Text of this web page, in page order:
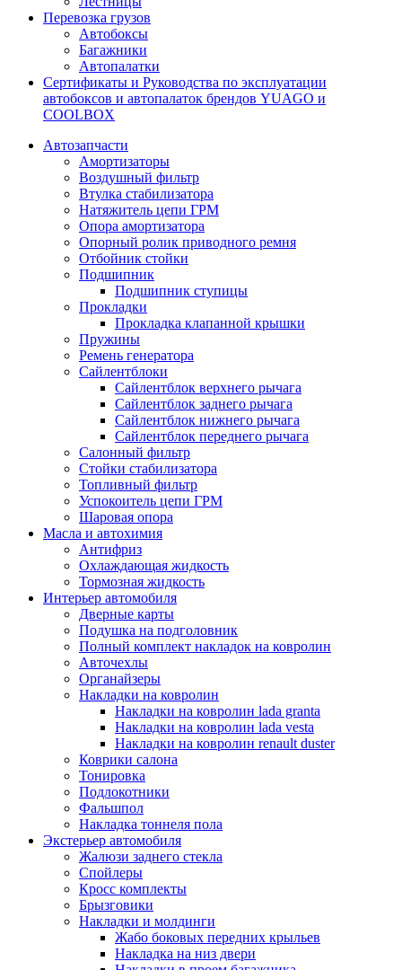
Перевозка грузов
Автобоксы
Багажники
Автопалатки
Сертификаты и Руководства по эксплуатации
автобоксов и автопалаток брендов YUAGO и
COOLBOX
Автозапчасти
Амортизаторы
Воздушный фильтр
Втулка стабилизатора
Натяжитель цепи ГРМ
Опора амортизатора
Опорный ролик приводного ремня
Отбойник стойки
Подшипник
Подшипник ступицы
Прокладки
Прокладка клапанной крышки
Пружины
Ремень генератора
Сайлентблоки
Сайлентблок верхнего рычага
Сайлентблок заднего рычага
Сайлентблок нижнего рычага
Сайлентблок переднего рычага
Салонный фильтр
Стойки стабилизатора
Топливный фильтр
Успокоитель цепи ГРМ
Шаровая опора
Масла и автохимия
Антифриз
Охлаждающая жидкость
Тормозная жидкость
Интерьер автомобиля
Дверные карты
Подушка на подголовник
Полный комплект накладок на ковролин
Авточехлы
Органайзеры
Накладки на ковролин
Накладки на ковролин lada granta
Накладки на ковролин lada vesta
Накладки на ковролин renault duster
Коврики салона
Тонировка
Подлокотники
Фальшпол
Накладка тоннеля пола
Экстерьер автомобиля
Жалюзи заднего стекла
Спойлеры
Кросс комплекты
Брызговики
Накладки и молдинги
Жабо боковых передних крыльев
Накладка на низ двери